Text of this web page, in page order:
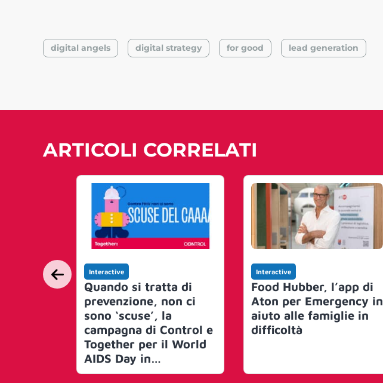
digital angels digital strategy for good lead generation
ARTICOLI CORRELATI
Interactive
Quando si tratta di
prevenzione, non ci
sono ‘scuse’, la
campagna di Control e
Together per il World
AIDS Day in
collaborazione con il
Interactive
Food Hubber, l’app di
Aton per Emergency in
aiuto alle famiglie in
difficoltà